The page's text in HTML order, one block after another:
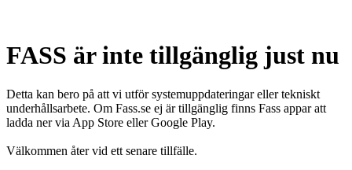
FASS är inte tillgänglig just nu
Detta kan bero på att vi utför systemuppdateringar eller tekniskt
underhållsarbete. Om Fass.se ej är tillgänglig finns Fass appar att
ladda ner via App Store eller Google Play.
Välkommen åter vid ett senare tillfälle.